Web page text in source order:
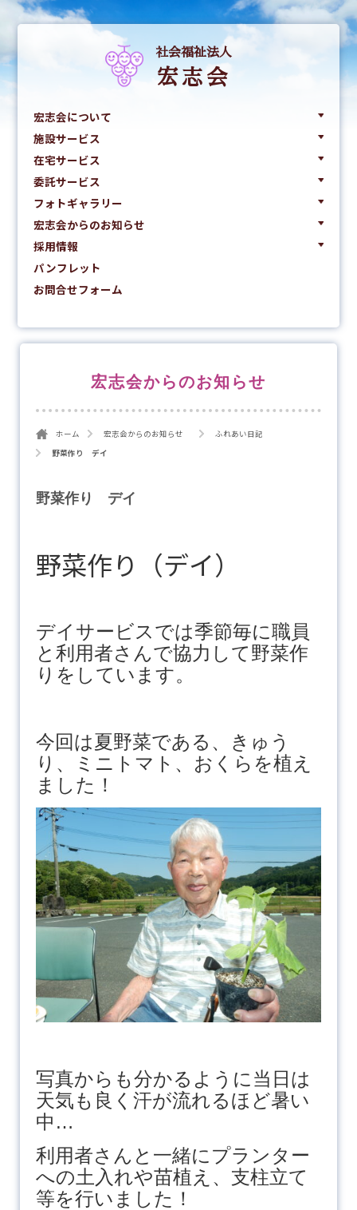
社会福祉法人
宏志会
宏志会について
施設サービス
在宅サービス
委託サービス
フォトギャラリー
宏志会からのお知らせ
採用情報
パンフレット
お問合せフォーム
宏志会からのお知らせ
ホーム 宏志会からのお知らせ
ふれあい日記
野菜作り デイ
野菜作り デイ
野菜作り（デイ）
デイサービスでは季節毎に職員
と利用者さんで協力して野菜作
りをしています。
今回は夏野菜である、きゅう
り、ミニトマト、おくらを植え
ました！
写真からも分かるように当日は
天気も良く汗が流れるほど暑い
中…
利用者さんと一緒にプランター
への土入れや苗植え、支柱立て
等を行いました！